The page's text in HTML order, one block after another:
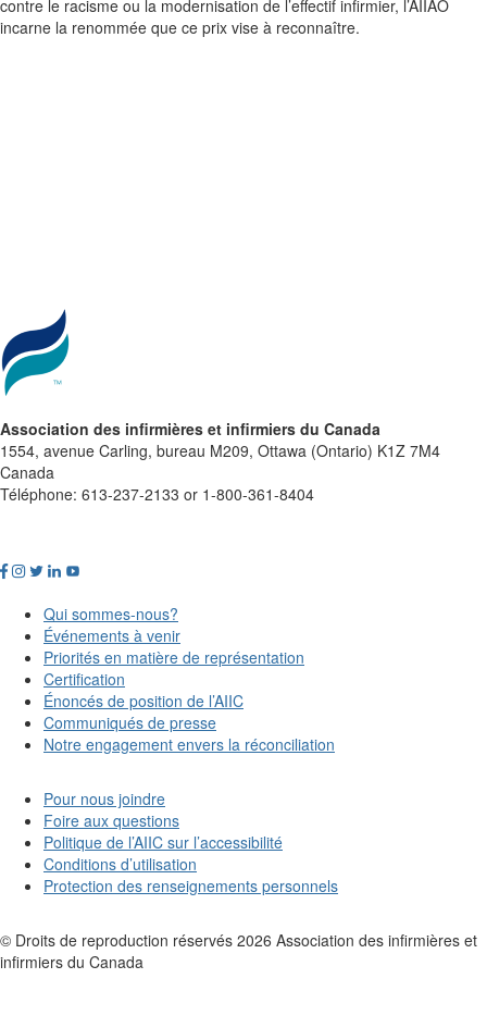
contre le racisme ou la modernisation de l’effectif infirmier, l’AIIAO
incarne la renommée que ce prix vise à reconnaître.
Association des infirmières et infirmiers du Canada
1554, avenue Carling, bureau M209, Ottawa (Ontario) K1Z 7M4
Canada
Téléphone: 613-237-2133 or 1-800-361-8404
Qui sommes-nous?
Événements à venir
Priorités en matière de représentation
Certification
Énoncés de position de l’AIIC
Communiqués de presse
Notre engagement envers la réconciliation
Pour nous joindre
Foire aux questions
Politique de l’AIIC sur l’accessibilité
Conditions d’utilisation
Protection des renseignements personnels
© Droits de reproduction réservés 2026 Association des infirmières et
infirmiers du Canada